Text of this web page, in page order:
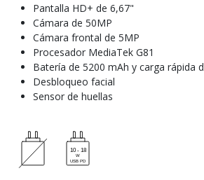
Pantalla HD+ de 6,67"
Cámara de 50MP
Cámara frontal de 5MP
Procesador MediaTek G81
Batería de 5200 mAh y carga rápida
Desbloqueo facial
Sensor de huellas